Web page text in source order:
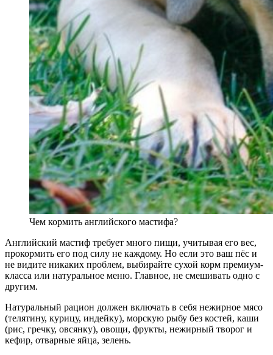
Чем кормить английского мастифа?
Английский мастиф требует много пищи, учитывая его вес,
прокормить его под силу не каждому. Но если это ваш пёс и
не видите никаких проблем, выбирайте сухой корм премиум-
класса или натуральное меню. Главное, не смешивать одно с
другим.
Натуральный рацион должен включать в себя нежирное мясо
(телятину, курицу, индейку), морскую рыбу без костей, каши
(рис, гречку, овсянку), овощи, фрукты, нежирный творог и
кефир, отварные яйца, зелень.